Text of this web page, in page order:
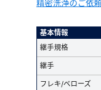
精密洗浄のご依
基本情報
継手規格
継手
フレキ/ベローズ